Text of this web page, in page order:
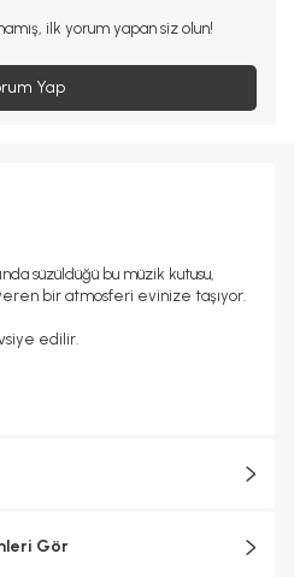
ilk yorum yapan siz olun!
Yap
süzüldüğü bu müzik kutusu,
bir atmosferi evinize taşıyor.
edilir.
Gör